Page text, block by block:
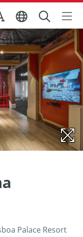
ย
Palace Resort